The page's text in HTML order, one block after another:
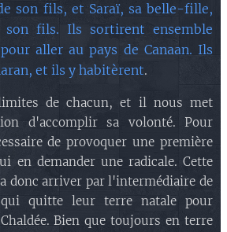
son fils, et Saraï, sa belle-fille,
son fils. Ils sortirent ensemble
aller au pays de Canaan. Ils
et ils y habitèrent.
de chacun, et il nous met
d'accomplir sa volonté. Pour
de provoquer une première
en demander une radicale. Cette
donc arriver par l'intermédiaire de
quitte leur terre natale pour
Bien que toujours en terre